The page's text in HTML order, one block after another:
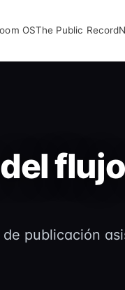
OSThe Public Record
publicación